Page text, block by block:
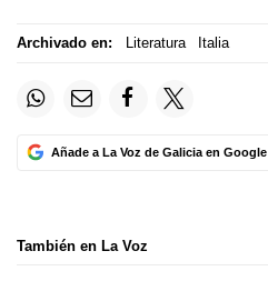
Archivado en: Literatura Italia
Añade a La Voz de Galicia en Google
También en La Voz